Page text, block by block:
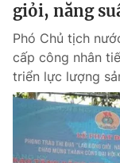
Xã hội
Pháp luật
Thế giới
giỏi, năng
Phó Chủ tịch
cấp công nhân
triển lực lượng